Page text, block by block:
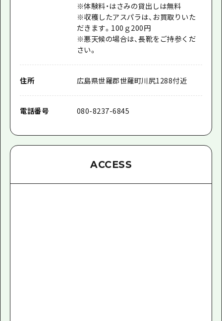
※体験料・はさみの貸出しは無料
※収穫したアスパラは、お買取りいた
だきます。100ｇ200円
※悪天候の場合は、長靴をご持参くだ
さい。
住所 広島県世羅郡世羅町川尻1288付近
電話番号 080-8237-6845
ACCESS